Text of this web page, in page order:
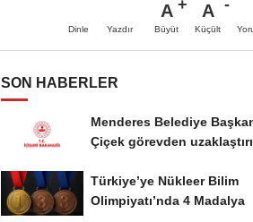
Dinle Yazdır
A
Büyüt
A
Küçült
SON HABERLER
Menderes Belediye
Çiçek görevden
Türkiye’ye Nükleer Bilim
Olimpiyatı’nda 4 Madalya